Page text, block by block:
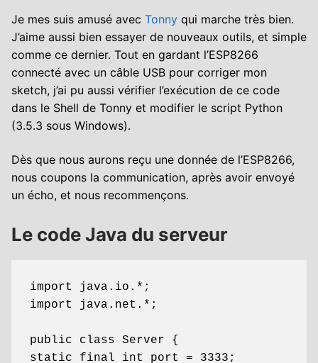
Je mes suis amusé avec Tonny qui marche très bien.
J’aime aussi bien essayer de nouveaux outils, et simple
comme ce dernier. Tout en gardant l’ESP8266
connecté avec un câble USB pour corriger mon
sketch, j’ai pu aussi vérifier l’exécution de ce code
dans le Shell de Tonny et modifier le script Python
(3.5.3 sous Windows).
Dès que nous aurons reçu une donnée de l’ESP8266,
nous coupons la communication, après avoir envoyé
un écho, et nous recommençons.
Le code Java du serveur
import java.io.*;
import java.net.*;
public class Server {
static final int port = 3333;